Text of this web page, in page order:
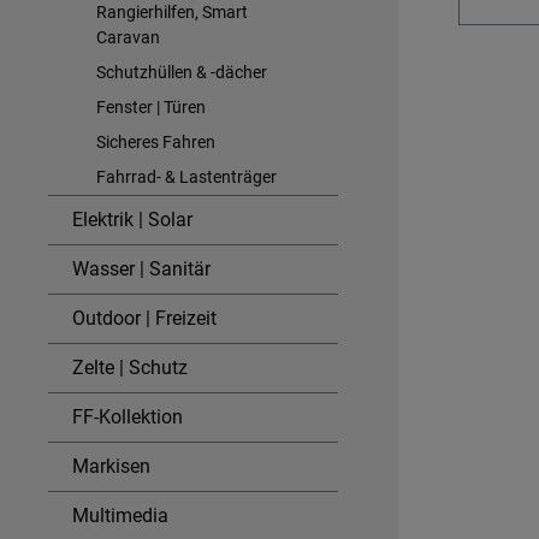
Rangierhilfen, Smart
Caravan
Schutzhüllen & -dächer
Fenster | Türen
Sicheres Fahren
Fahrrad- & Lastenträger
Elektrik | Solar
Wasser | Sanitär
Outdoor | Freizeit
Zelte | Schutz
FF-Kollektion
Markisen
Multimedia